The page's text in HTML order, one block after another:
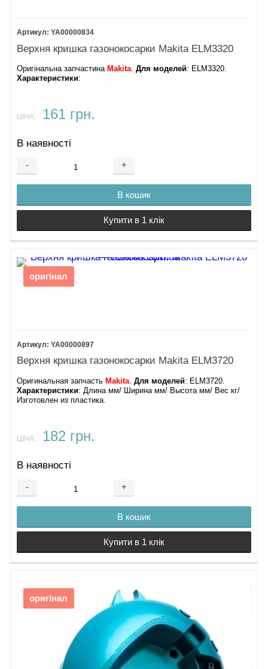
YA00000834
Верхня кришка газонокосарки Makita ELM3320
Оригінальна запчастина Makita.Для моделей: ELM3320.
Характеристики:
ЦІНА: 161 грн.
В наявності
- +
В кошик
Купити в 1 клік
оригінал
YA00000897
Верхня кришка газонокосарки Makita ELM3720
Оригинальная запчасть Makita.Для моделей: ELM3720.
Характеристики: Длина мм/ Ширина мм/ Высота мм/ Вес кг/
Изготовлен из пластика.
ЦІНА: 182 грн.
В наявності
- +
В кошик
Купити в 1 клік
оригінал